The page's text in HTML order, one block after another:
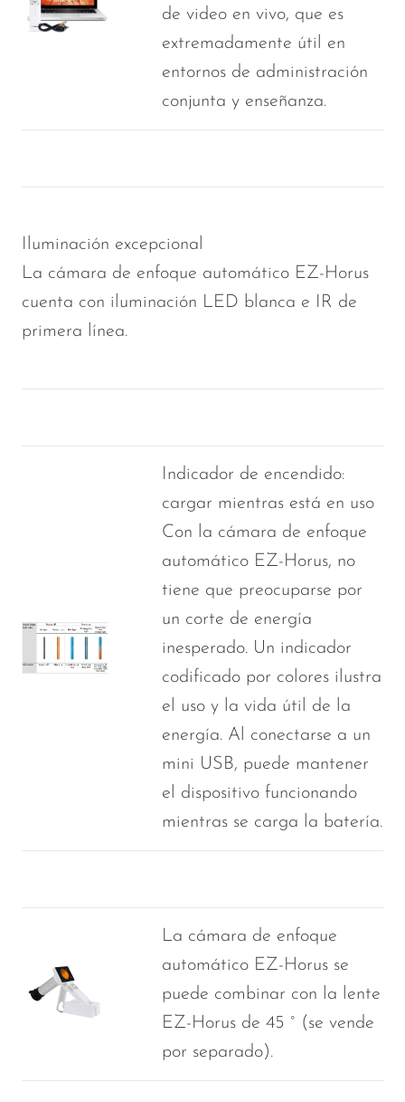
de video en vivo, que es
extremadamente útil en
entornos de administración
conjunta y enseñanza.
Iluminación excepcional
La cámara de enfoque automático EZ-Horus
cuenta con iluminación LED blanca e IR de
primera línea.
Indicador de encendido:
cargar mientras está en uso
Con la cámara de enfoque
automático EZ-Horus, no
tiene que preocuparse por
un corte de energía
inesperado. Un indicador
codificado por colores ilustra
el uso y la vida útil de la
energía. Al conectarse a un
mini USB, puede mantener
el dispositivo funcionando
mientras se carga la batería.
La cámara de enfoque
automático EZ-Horus se
puede combinar con la lente
EZ-Horus de 45 ° (se vende
por separado).